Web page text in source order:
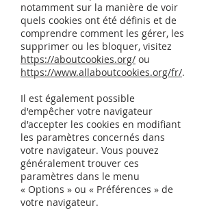
notamment sur la manière de voir
quels cookies ont été définis et de
comprendre comment les gérer, les
supprimer ou les bloquer, visitez
https://aboutcookies.org/ ou
https://www.allaboutcookies.org/fr/.
Il est également possible
d'empêcher votre navigateur
d'accepter les cookies en modifiant
les paramètres concernés dans
votre navigateur. Vous pouvez
généralement trouver ces
paramètres dans le menu
« Options » ou « Préférences » de
votre navigateur.